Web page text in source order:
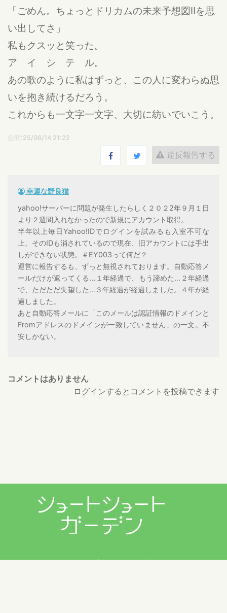
「ごめん。ちょっとドリカムの未来予想図Ⅱを思
い出してさ」
私もクスッと笑った。
ア イ シ テ ル。
あの歌のように私はずっと、この人に変わらぬ思
いを抱き続けるだろう。
これからも一文字一文字、大切に紡いでいこう。
公開:25/06/14 21:22
違反報告する
幸運な野良猫
yahoo!サーバーに問題が発生したらしく２０２2年９月１日
より２週間入れなかったので新規にアカウント取得。
半年以上毎日Yahoo!IDでログインを試みるも入室不可な
上、そのIDも消されているので現在、旧アカウントには手出
しができない状態。＃EY003って何だ？
運営に報告するも、ずっと無視されております。自動応答メ
ールだけが返ってくる…１年経過で、もう諦めた…２年経過
で、ただただ失望した…３年経過が経過しました。４年が経
過しました。
あと自動応答メールに「このメールは認証情報のドメインと
Fromアドレスのドメインが一致していません」の一文。不
安しかない。
コメントはありません
ログインするとコメントを投稿できます
プライバシーポリシー 利用規約 お問い合わせ